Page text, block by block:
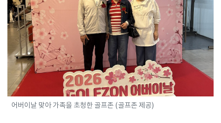
어버이날 맞아 가족을 초청한 골프존 (골프존 제공)